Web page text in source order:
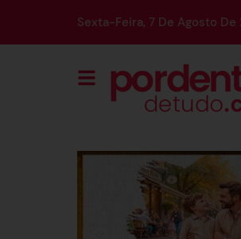
Sexta-Feira, 7 De Agosto De